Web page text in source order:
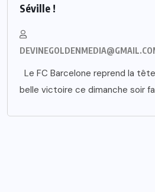
Séville !
Le FC Barcelone reprend la
belle victoire ce dimanche soir